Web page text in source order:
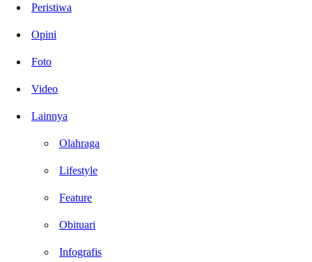
Peristiwa
Opini
Foto
Video
Lainnya
Olahraga
Lifestyle
Feature
Obituari
Infografis